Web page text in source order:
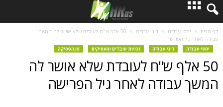
חדשות
עבודה דיני עבודה
50 אלף ש"ח לעובדת שלא אושר לה המשך
דיני עבודה זכויות עובדים ומעסיקים מן הפסיקה
ש"ח לעובדת שלא אושר לה
לאחר גיל הפרישה